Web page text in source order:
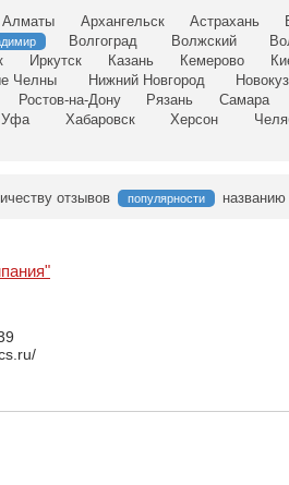
Алматы Архангельск Астрахань
Волгоград Волжский
Иркутск Казань Кемерово
Челны Нижний Новгород
Ростов-на-Дону Рязань Самара
Уфа Хабаровск Херсон
отзывов популярности названию